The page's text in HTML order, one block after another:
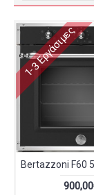
1-3 Εργάσιμες